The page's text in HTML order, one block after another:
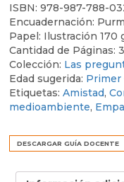
ISBN: 978-987-788-
Encuadernación:
Papel: Ilustración 170
Cantidad de Páginas:
Colección: Las
Edad sugerida: Primer
Etiquetas: Amistad,
medioambiente,
DESCARGAR GUÍA DOCENTE